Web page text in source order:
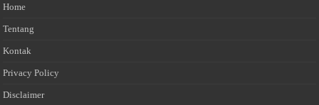
Home
Tentang
Kontak
Privacy Policy
Disclaimer